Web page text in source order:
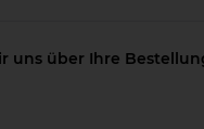
uns über Ihre